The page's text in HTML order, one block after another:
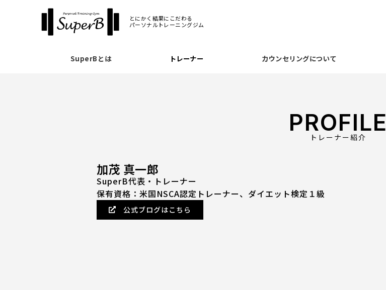
とにかく結果にこだわる
パーソナルトレーニングジム
SuperBとは トレーナー カウンセリングについて
PROFILE
トレーナー紹介
加茂 真一郎
SuperB代表・トレーナー
保有資格：米国NSCA認定トレーナー、ダイエット検定１級
公式ブログはこちら